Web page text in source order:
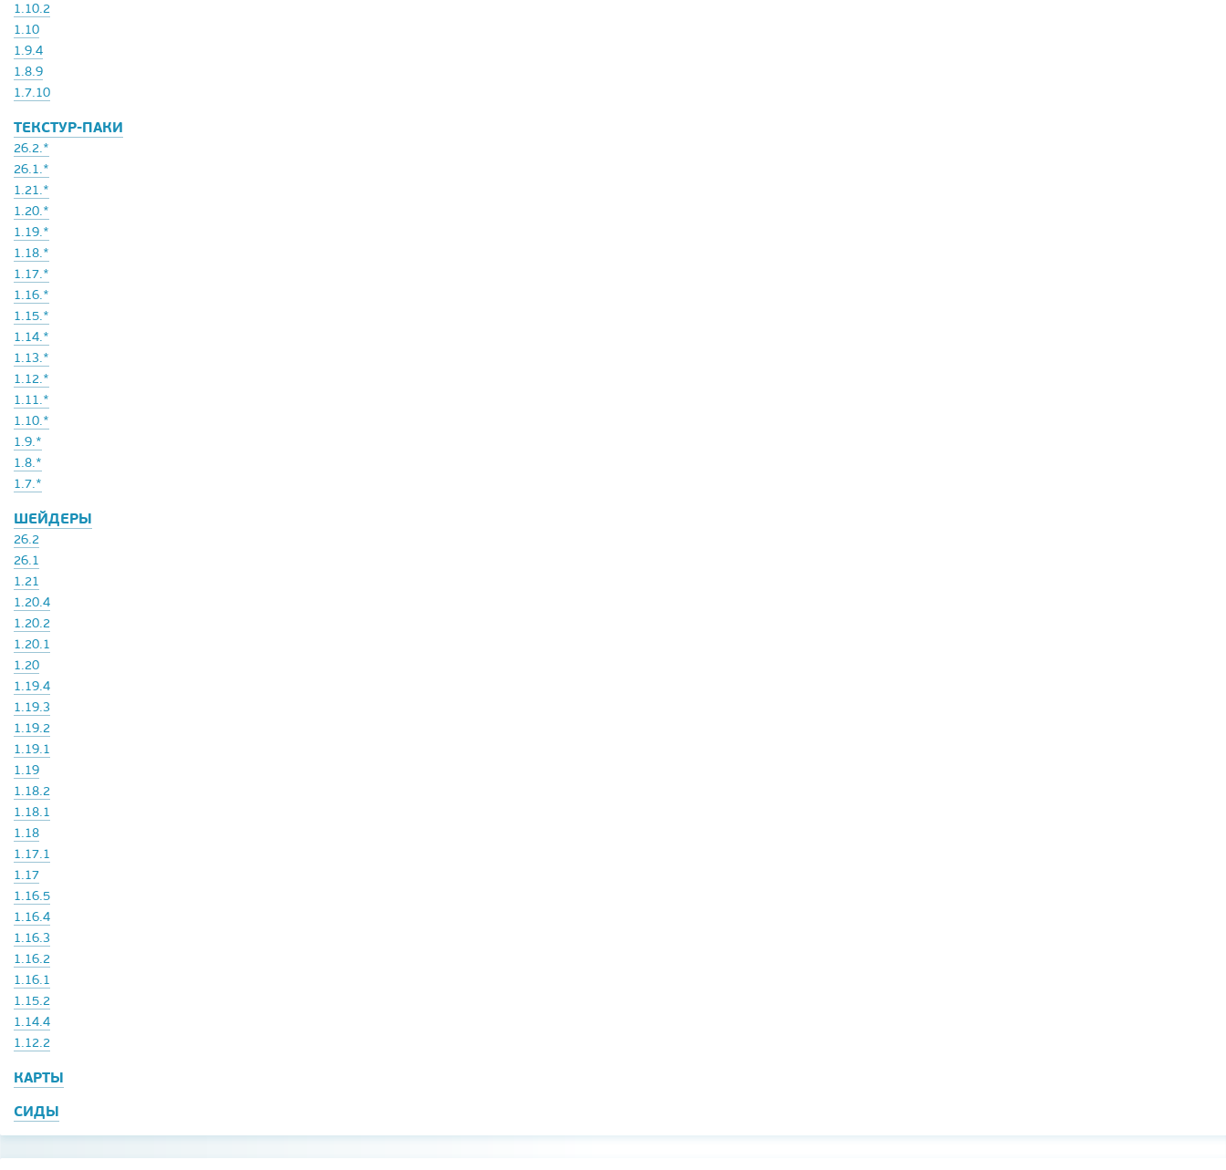
1.10.2
1.10
1.9.4
1.8.9
1.7.10
ТЕКСТУР-ПАКИ
26.2.*
26.1.*
1.21.*
1.20.*
1.19.*
1.18.*
1.17.*
1.16.*
1.15.*
1.14.*
1.13.*
1.12.*
1.11.*
1.10.*
1.9.*
1.8.*
1.7.*
ШЕЙДЕРЫ
26.2
26.1
1.21
1.20.4
1.20.2
1.20.1
1.20
1.19.4
1.19.3
1.19.2
1.19.1
1.19
1.18.2
1.18.1
1.18
1.17.1
1.17
1.16.5
1.16.4
1.16.3
1.16.2
1.16.1
1.15.2
1.14.4
1.12.2
КАРТЫ
СИДЫ